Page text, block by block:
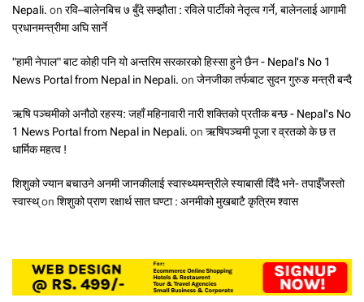
Nepali. on रवि–बालेनबिच ७ बुँदे सम्झौता : रविले पार्टीको नेतृत्व गर्ने, बालेनलाई आगामी
प्रधानमन्त्रीमा अघि सार्ने
"हामी नेपाल" बाट कोही पनि यो अन्तरिम सरकारको हिस्सा हुने छैन - Nepal's No 1
News Portal from Nepal in Nepali. on जेनजीका तर्फबाट सुदन गुरुङ मन्त्री बन्दै
ऋषि पञ्चमीको अनौठो रहस्य: जहाँ महिनावारी नारी शक्तिको प्रतीक बन्छ - Nepal's No
1 News Portal from Nepal in Nepali. on ऋषिपञ्चमी पूजा र व्रतको के छ त
धार्मिक महत्व !
शिशुको ज्यान बचाउने अनमी जानकीलाई स्वास्थ्यमन्त्रीले स्याबासी दिँदै भने- तपाईँजस्तो
स्वास्थ्on शिशुको प्राण रक्षार्थ सात घण्टा : अनमीको मुखबाटै कृत्रिम श्वास